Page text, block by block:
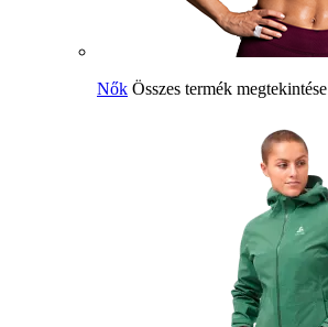
Nők Összes termék megtekintése